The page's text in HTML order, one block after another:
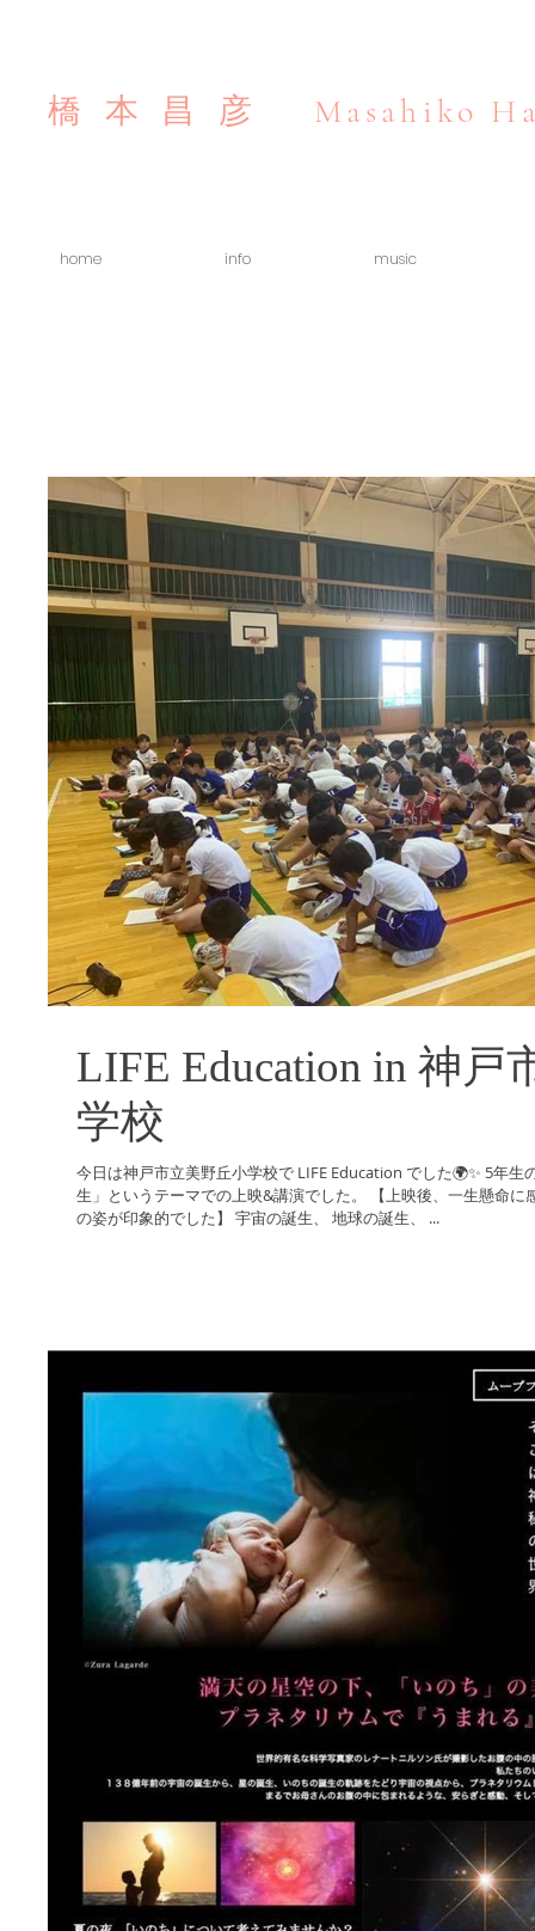
橋本昌彦 Masahiko
home info music
LIFE Education in 神戸
学校
今日は神戸市立美野丘小学校で LIFE Education でした🌍✨ 5年生の理科の授業の中にある 「ヒトの誕
生」というテーマでの上映&講演でした。 【上映後、一生懸命に
の姿が印象的でした】 宇宙の誕生、 地球の誕生、 ...